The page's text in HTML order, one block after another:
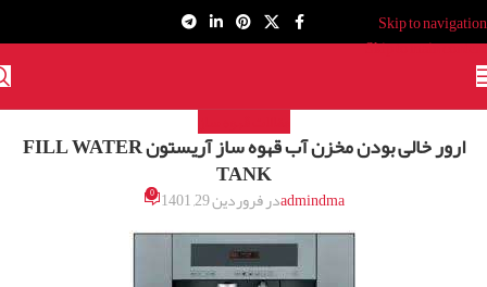
Skip to navigation
Skip to main content
ارور خالی بودن مخزن آب قهوه ساز آریستون FILL WATER
TANK
admindmaدر فروردین 29, 1401 0